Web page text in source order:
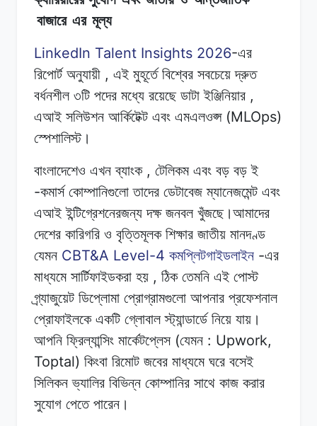
বাজারে এর মূল্য
LinkedIn Talent Insights 2026-এর
রিপোর্ট অনুযায়ী , এই মুহূর্তে বিশ্বের সবচেয়ে দ্রুত
বর্ধনশীল ৩টি পদের মধ্যে রয়েছে ডাটা ইঞ্জিনিয়ার ,
এআই সলিউশন আর্কিটেক্ট এবং এমএলওপ্স(MLOps)
স্পেশালিস্ট।
বাংলাদেশেও এখন ব্যাংক, টেলিকম এবং বড় বড় ই
-কমার্স কোম্পানিগুলো তাদের ডেটাবেজ ম্যানেজমেন্ট এবং
এআই ইন্টিগ্রেশনেরজন্য দক্ষ জনবল খুঁজছে।আমাদের
দেশের কারিগরি ও বৃত্তিমূলক শিক্ষার জাতীয় মানদণ্ড
যেমন CBT&A Level-4 কমপ্লিটগাইডলাইন -এর
মাধ্যমে সার্টিফাইডকরা হয় , ঠিক তেমনি এই পোস্ট
গ্র্যাজুয়েট ডিপ্লোমা প্রোগ্রামগুলো আপনার প্রফেশনাল
প্রোফাইলকে একটি গ্লোবাল স্ট্যান্ডার্ডে নিয়ে যায়।
আপনি ফ্রিল্যান্সিং মার্কেটপ্লেস(যেমন : Upwork,
Toptal) কিংবা রিমোট জবের মাধ্যমে ঘরে বসেই
সিলিকন ভ্যালির বিভিন্ন কোম্পানির সাথে কাজ করার
সুযোগ পেতে পারেন।